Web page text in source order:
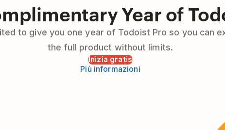
Year of
to give you one year of Todoist Pro so you can
the full product without limits.
Inizia gratis
Più informazioni